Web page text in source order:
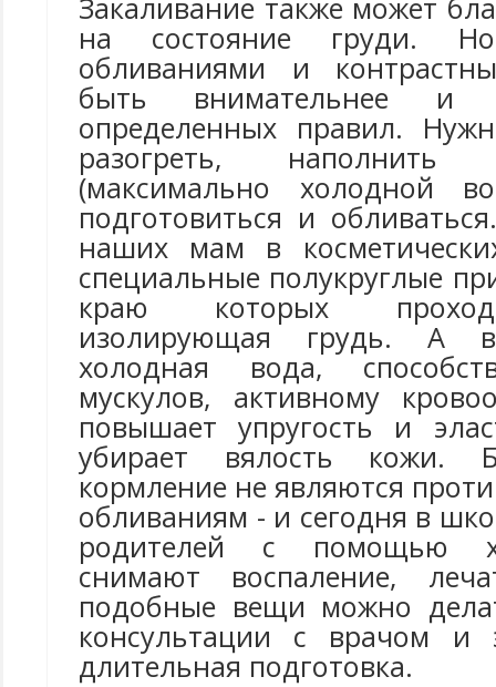
Закаливание также может
на состояние груди.
обливаниями и
быть внимательнее и
определенных правил.
разогреть,
(максимально холодной
подготовиться и
наших мам в
специальные полукруглые
краю которых
изолирующая грудь. А
холодная вода,
мускулов, активному
повышает упругость и
убирает вялость кожи.
кормление не являются
обливаниям - и сегодня в
родителей с помощью
снимают воспаление,
подобные вещи можно
консультации с врачом и
длительная подготовка.